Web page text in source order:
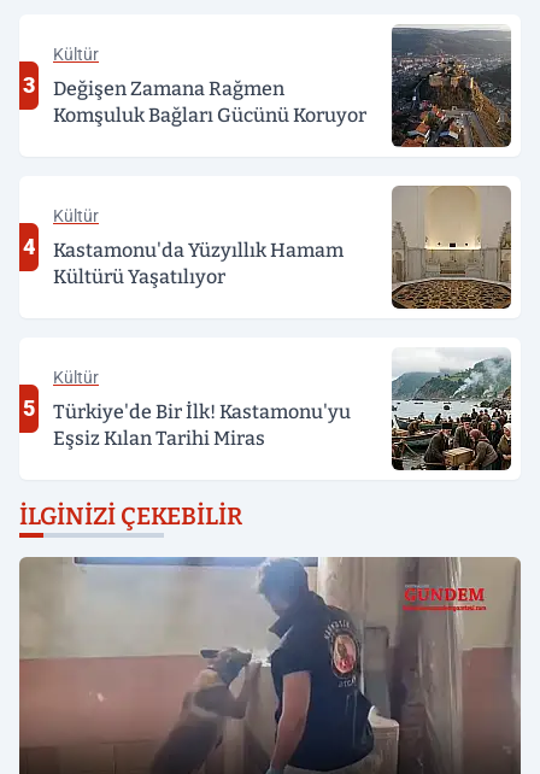
3
Kültür
Değişen Zamana Rağmen
Komşuluk Bağları Gücünü Koruyor
4
Kültür
Kastamonu'da Yüzyıllık Hamam
Kültürü Yaşatılıyor
5
Kültür
Türkiye'de Bir İlk! Kastamonu'yu
Eşsiz Kılan Tarihi Miras
İLGINIZI ÇEKEBILIR